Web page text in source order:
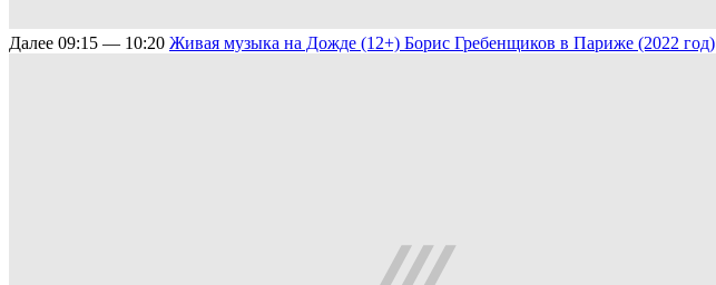
Далее 09:15 — 10:20 Живая музыка на Дожде (12+) Борис Гребенщиков в Париже (2022 год)